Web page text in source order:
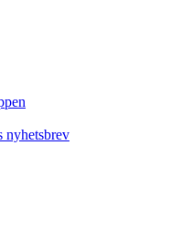
nyhetsbrev